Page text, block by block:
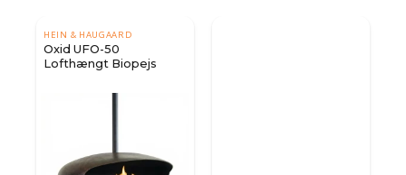
HEIN & HAUGAARD
Oxid UFO-50
Lofthængt Biopejs